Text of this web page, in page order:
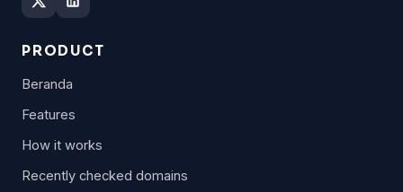
PRODUCT
Beranda
Features
How it works
Recently checked domains